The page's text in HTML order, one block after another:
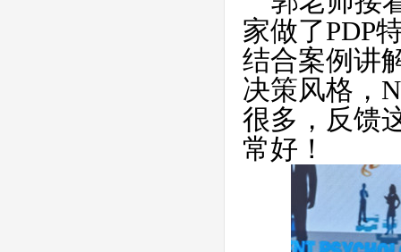
家做了PDP
结合案例讲
决策风格，
很多，反馈
常好！